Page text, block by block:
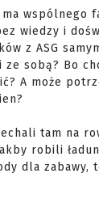
ma wspólnego
wiedzy i
z ASG
sobą? Bo
A może
tam na
robili
dla zabawy,